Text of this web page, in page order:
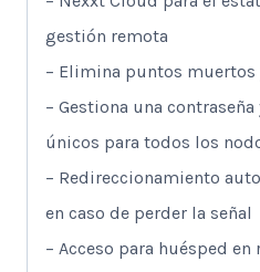
gestión remota
– Elimina puntos muertos
– Gestiona una
únicos para todos los
– Redireccionamiento
en caso de perder la señal
– Acceso para huésped